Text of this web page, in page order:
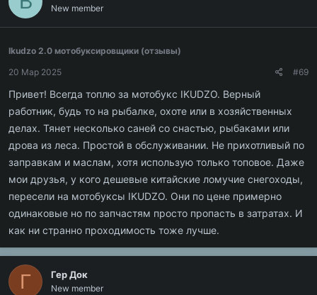
New member
Ikudzo 2.0 мотобуксировщики (отзывы)
20 Мар 2025
#69
Привет! Всегда топлю за мотобукс IKUDZO. Верный
работник, будь то на рыбалке, охоте или в хозяйственных
делах. Тянет несколько саней со снастью, рыбаками или
дрова из леса. Простой в обслуживании. Не прихотливый по
заправкам и маслам, хотя использую только топовое. Даже
мои друзья, у кого дешевые китайские ломучие снегоходы,
пересели на мотобуксы IKUDZO. Они по цене примерно
одинаковые но по запчастям просто пропасть в затратах. И
как ни странно проходимость тоже лучше.
Г Гер Док
New member